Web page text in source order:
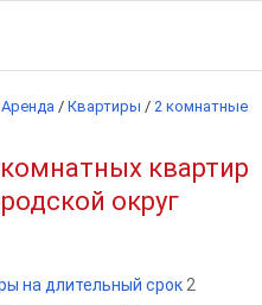
Аренда / Квартиры / 2 комнатные
квартир
округ
на длительный срок 2